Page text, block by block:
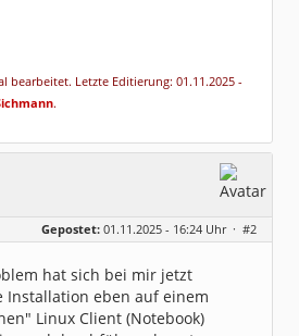
bearbeitet. Letzte Editierung: 01.11.2025 -
.
Gepostet: 01.11.2025 - 16:24 Uhr · #2
hat sich bei mir jetzt
Installation eben auf einem
Linux Client (Notebook)